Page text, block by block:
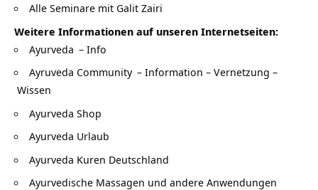
Alle Seminare mit Galit Zairi
Weitere Informationen auf unseren Internetseiten:
Ayurveda – Info
Ayruveda Community – Information – Vernetzung –
Wissen
Ayurveda Shop
Ayurveda Urlaub
Ayurveda Kuren Deutschland
Ayurvedische Massagen und andere Anwendungen